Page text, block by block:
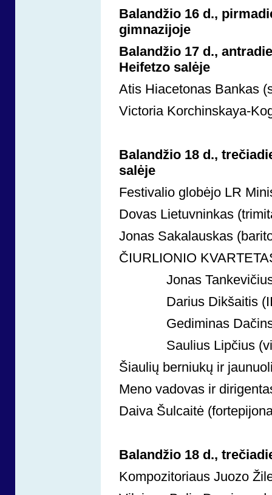
Balandžio 16 d.,
gimnazijoje
Balandžio 17 d.,
Heifetzo salėje
Atis Hiacetonas Bankas
Victoria Korchinskaya-
Balandžio 18 d.,
salėje
Festivalio globėjo LR
Dovas Lietuvninkas
Jonas Sakalauskas
ČIURLIONIO
Jonas Tankevičius
Darius Dikšaitis (II
Gediminas
Saulius Lipčius
Šiaulių berniukų ir
Meno vadovas ir
Daiva Šulcaitė
Balandžio 18 d.,
Kompozitoriaus Juozo